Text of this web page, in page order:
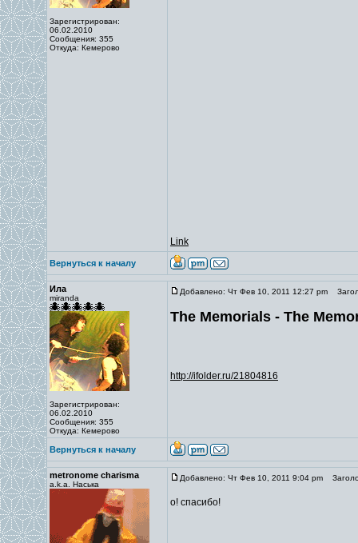
Зарегистрирован:
06.02.2010
Сообщения: 355
Откуда: Кемерово
Link
Вернуться к началу
Ила
miranda
Зарегистрирован:
06.02.2010
Сообщения: 355
Откуда: Кемерово
Добавлено: Чт Фев 10, 2011 12:27 pm
The Memorials - The
http://ifolder.ru/21804816
Вернуться к началу
metronome charisma
a.k.a. Наська
Добавлено: Чт Фев 10, 2011 9:04 pm
о! спасибо!